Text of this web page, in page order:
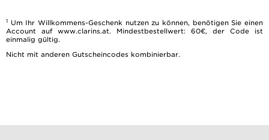
1 Um Ihr Willkommens-Geschenk nutzen zu können, benötigen Sie einen
Account auf www.clarins.at. Mindestbestellwert: 60€, der Code ist
einmalig gültig.
Nicht mit anderen Gutscheincodes kombinierbar.